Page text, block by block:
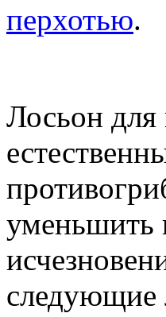
перхотью.
Лосьон для
уменьшить
следующие